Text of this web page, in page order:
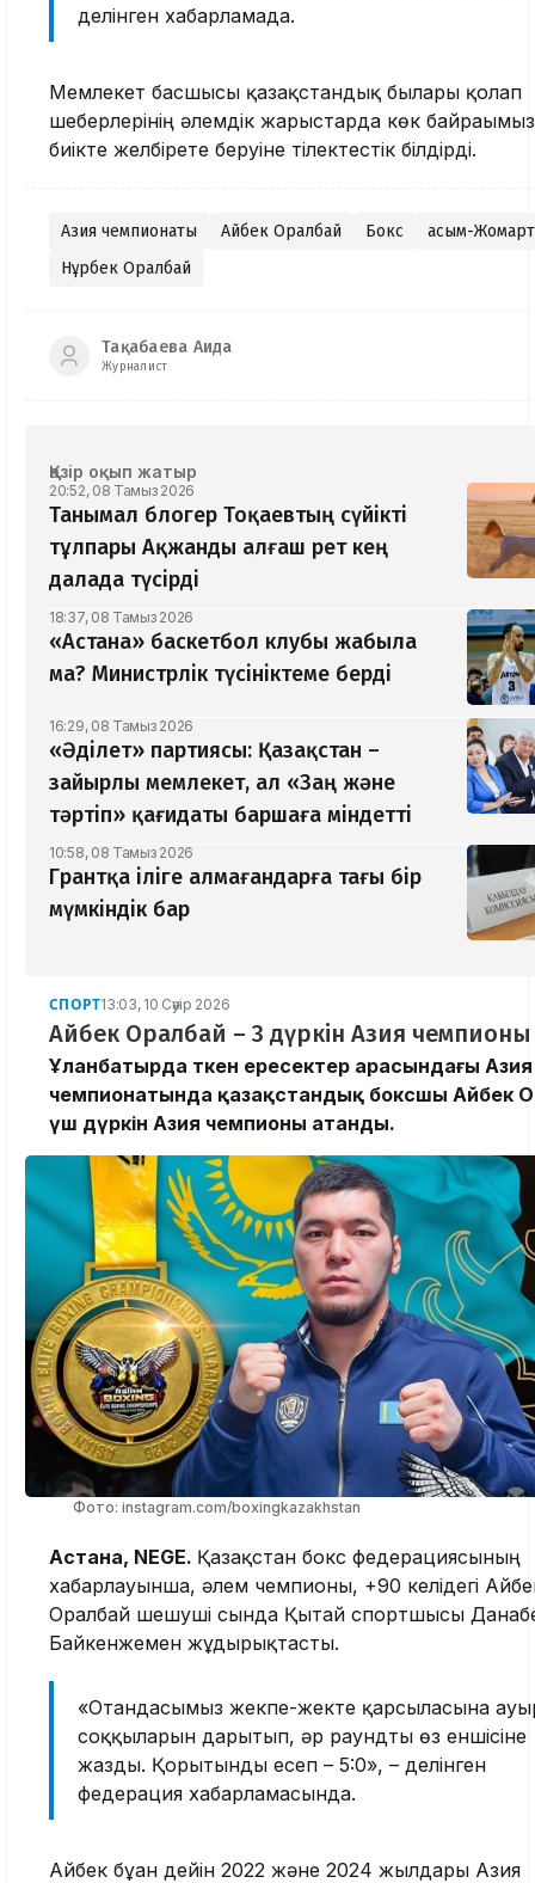
делінген хабарламада.
Мемлекет басшысы қазақстандық былғары қолғап
шеберлерінің әлемдік жарыстарда көк
биікте желбірете беруіне тілектестік білдірді.
Азия чемпионаты Айбек Оралбай Бокс
Қасым-
Нұрбек Оралбай
Тақабаева Аида
Журналист
Қазір оқып жатыр
20:52, 08 Тамыз 2026
Танымал блогер Тоқаевтың сүйікті
тұлпары Ақжанды алғаш рет кең
далада түсірді
18:37, 08 Тамыз 2026
«Астана» баскетбол клубы жабыла
ма? Министрлік түсініктеме берді
16:29, 08 Тамыз 2026
«Әділет» партиясы: Қазақстан –
зайырлы мемлекет, ал «Заң және
тәртіп» қағидаты баршаға міндетті
10:58, 08 Тамыз 2026
Грантқа іліге алмағандарға тағы бір
мүмкіндік бар
СПОРТ13:03, 10 Сәуір 2026
Айбек Оралбай – 3 дүркін Азия чемпионы
Ұланбатырда өткен ересектер арасындағы Азия
чемпионатында қазақстандық боксшы Айбек
үш дүркін Азия чемпионы атанды.
Фото: instagram.com/boxingkazakhstan
Астана, NEGE. Қазақстан бокс федерациясының
хабарлауынша, әлем чемпионы, +90 келідегі
Оралбай шешуші сында Қытай спортшысы
Байкенжемен жұдырықтасты.
«Отандасымыз жекпе-жекте қарсыласына
соққыларын дарытып, әр раундты өз еншісіне
жазды. Қорытынды есеп – 5:0», – делінген
федерация хабарламасында.
Айбек бұған дейін 2022 және 2024 жылдары Азия